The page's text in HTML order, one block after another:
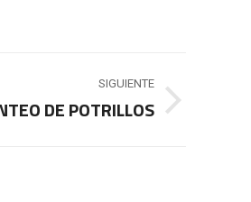
SIGUIENTE
DE POTRILLOS